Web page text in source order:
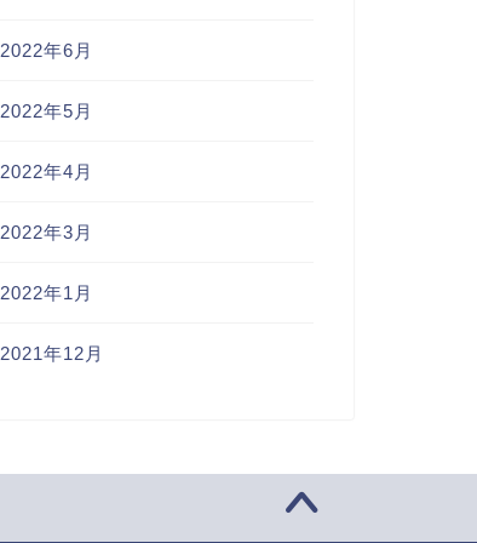
2022年6月
2022年5月
2022年4月
2022年3月
2022年1月
2021年12月